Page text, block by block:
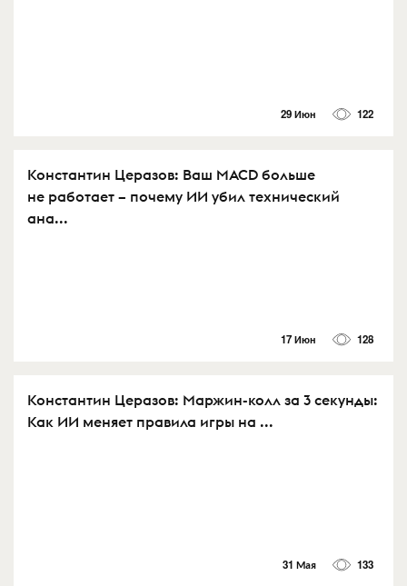
29 Июн 122
Константин Церазов: Ваш MACD больше
не работает – почему ИИ убил технический
ана...
17 Июн 128
Константин Церазов: Маржин-колл за 3 секунды:
Как ИИ меняет правила игры на ...
31 Мая 133